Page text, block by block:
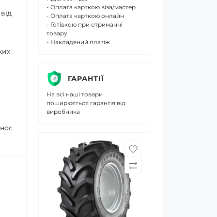
- Оплата карткою віза/мастер
- Оплата карткою онлайн
- Готівкою при отриманні
товару
- Накладений платіж
ГАРАНТІЇ
На всі наші товари
поширюється гарантія від
виробника